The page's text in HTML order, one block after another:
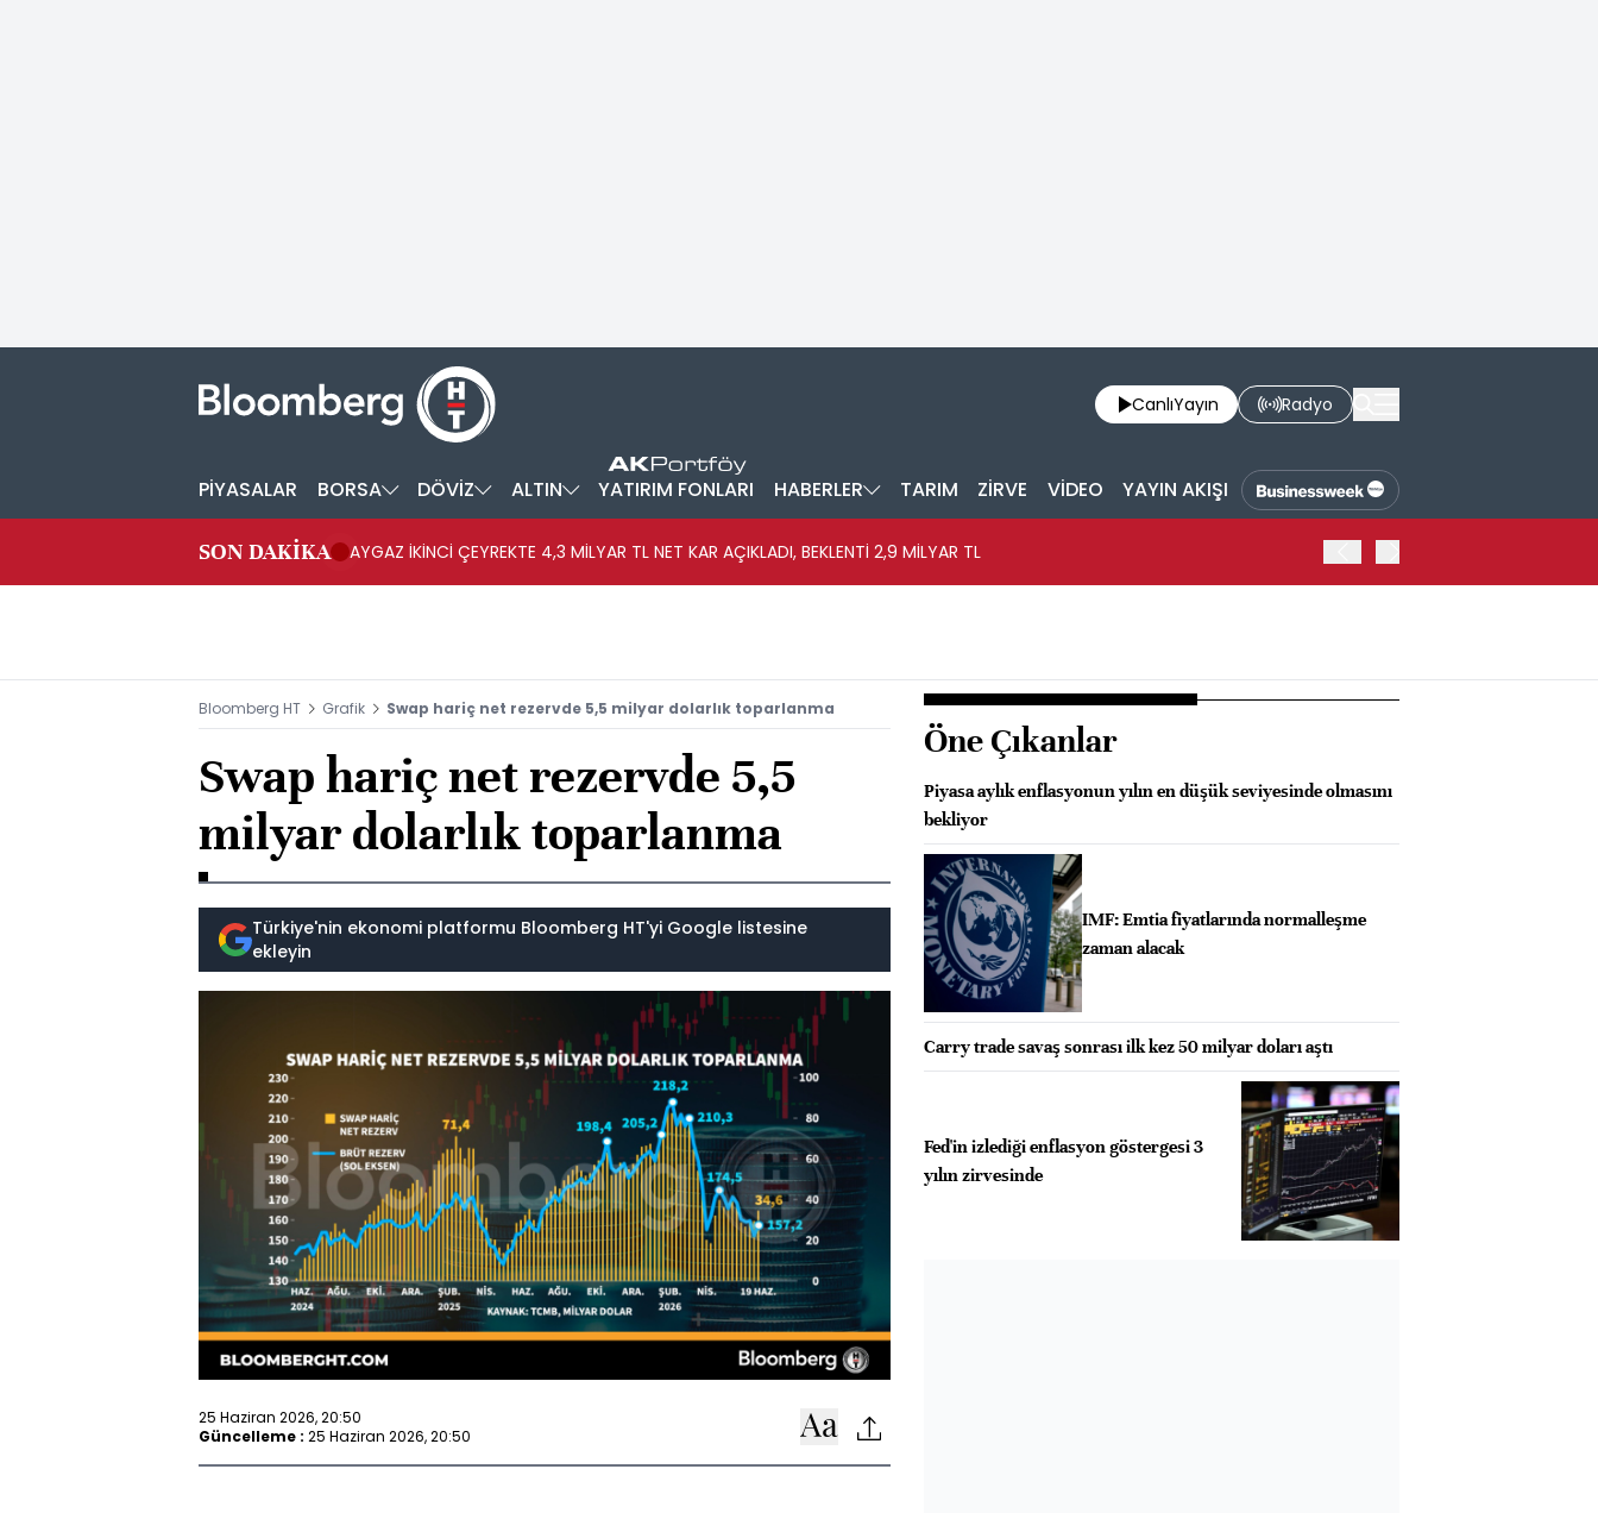
CanlıYayın Radyo
PİYASALAR BORSA DÖVİZ ALTIN YATIRIM FONLARI HABERLER TARIM ZİRVE VİDEO YAYIN AKIŞI
SON DAKİKA AYGAZ İKİNCİ ÇEYREKTE 4,3 MİLYAR TL NET KAR AÇIKLADI, BEKLENTİ 2,9 MİLYAR TL
Bloomberg HT Grafik Swap hariç net rezervde 5,5 milyar dolarlık toparlanma
Swap hariç net rezervde 5,5
milyar dolarlık toparlanma
Türkiye'nin ekonomi platformu Bloomberg HT'yi Google listesine
ekleyin
25 Haziran 2026, 20:50
Güncelleme : 25 Haziran 2026, 20:50
Öne Çıkanlar
Piyasa aylık enflasyonun yılın en düşük seviyesinde olmasını
bekliyor
IMF: Emtia fiyatlarında normalleşme
zaman alacak
Carry trade savaş sonrası ilk kez 50 milyar doları aştı
Fed'in izlediği enflasyon göstergesi 3
yılın zirvesinde